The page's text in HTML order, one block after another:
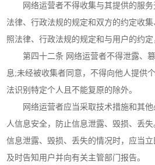
网络运营者不得收集与其提供的服务
法律、行政法规的规定和双方的约定收
照法律、行政法规的规定和与用户的约定
第四十二条 网络运营者不得泄露、篡
息;未经被收集者同意，不得向他人提供
法识别特定个人且不能复原的除外。
网络运营者应当采取技术措施和其他
人信息安全，防止信息泄露、毁损、丢
信息泄露、毁损、丢失的情况时，应当
及时告知用户并向有关主管部门报告。